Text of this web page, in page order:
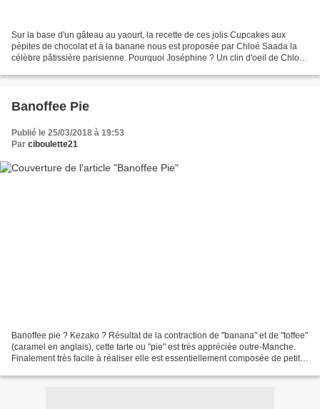
Sur la base d'un gâteau au yaourt, la recette de ces jolis Cupcakes aux
pépites de chocolat et à la banane nous est proposée par Chloé Saada la
célèbre pâtissière parisienne. Pourquoi Joséphine ? Un clin d'oeil de Chloé
Banoffee Pie
Publié le 25/03/2018 à 19:53
Par ciboulette21
Banoffee pie ? Kezako ? Résultat de la contraction de "banana" et de "toffee"
(caramel en anglais), cette tarte ou "pie" est très appréciée outre-Manche.
Finalement très facile à réaliser elle est essentiellement composée de petits